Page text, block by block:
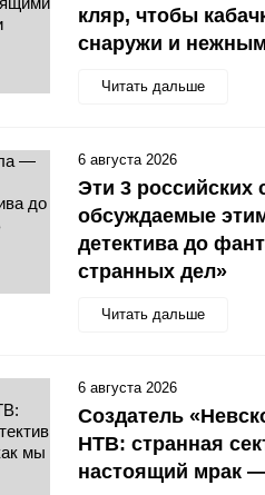
кляр, чтобы
снаружи и
Читать дальше
Эти 3
обсуждаемые
детектива до
странных дел»
Читать дальше
6 августа 2026
Создатель
НТВ: странная
настоящий мрак
6 августа 2026